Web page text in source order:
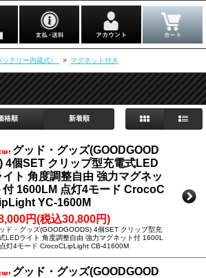
テリー内蔵式） > マグネット付き
格順 新着順
グッド・グッズ(GOODGOOD
4個SET クリップ型充電式LED
イト 角度調整自由 強力マグネッ
付 1600LM 点灯4モード CrocoC
YC-1600M
円(税込30,800円)
ド・グッズ(GOODGOODS) 4個SET クリップ型充
LEDライト 角度調整自由 強力マグネット付 1600L
灯4モード CrocoCLipLight CB-41600M
グッド・グッズ(GOODGOOD